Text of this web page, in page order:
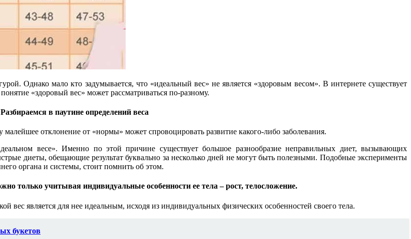
Однако мало кто задумывается, что «идеальный вес» не является «здоровым весом». В интернете существует
«здоровый вес» может рассматриваться по-разному.
Разбираемся в паутине определений веса
отклонение от «нормы» может спровоцировать развитие какого-либо заболевания.
весе». Именно по этой причине существует большое разнообразие неправильных диет, вызывающих
диеты, обещающие результат буквально за несколько дней не могут быть полезными. Подобные эксперименты
органа и системы, стоит помнить об этом.
только учитывая индивидуальные особенности ее тела – рост, телосложение.
является для нее идеальным, исходя из индивидуальных физических особенностей своего тела.
букетов